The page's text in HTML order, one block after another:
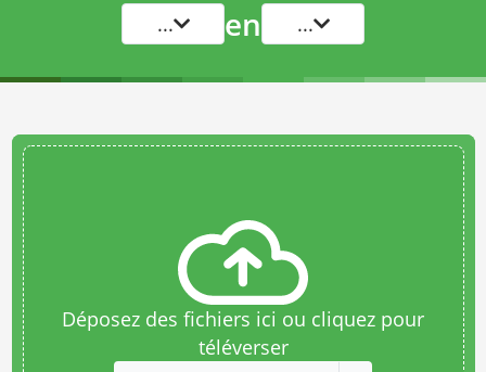
... en ...
Déposez des fichiers ici ou cliquez pour
téléverser